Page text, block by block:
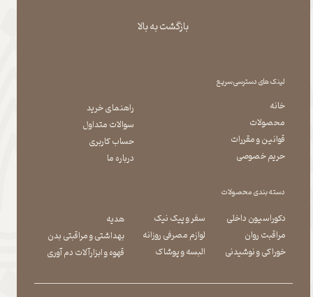
بازگشت به بالا
لینک های دسترسی سریع
دسته بندی محصولات
خانه
محصولات
قوانین و مقررات
حریم خصوصی
راهنمای خرید
سوالات متداول
حساب کاربری
درباره ما
دکوراسیون داخلی
مراقبت روان
​​​​​​​خوراکی و نوشیدنی
سفر و پیک نیک
لوازم مصرفی روزانه
​​​​​​​البسه و پوشاک
هدیه
بهداشتی و مراقبتی بدن
​​​​​​​قهوه و ابزارآلات دم آوری